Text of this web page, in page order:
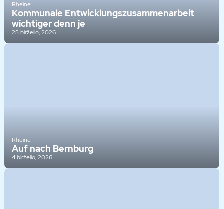
Rheine
Kommunale Entwicklungszusammenarbeit
wichtiger denn je
25 birželio, 2026
Rheine
Auf nach Bernburg
4 birželio, 2026